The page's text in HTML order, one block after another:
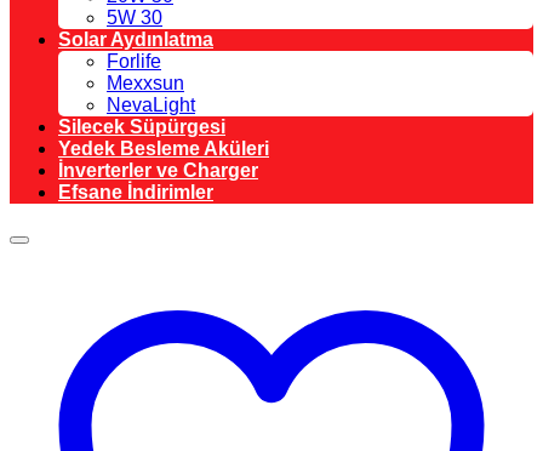
5W 30
Solar Aydınlatma
Forlife
Mexxsun
NevaLight
Silecek Süpürgesi
Yedek Besleme Aküleri
İnverterler ve Charger
Efsane İndirimler